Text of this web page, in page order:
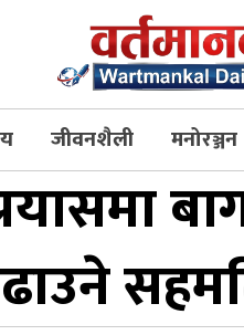
जीवनशैली मनोरञ्जन